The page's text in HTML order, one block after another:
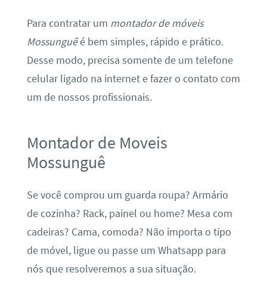
Para contratar um montador de móveis
Mossunguêé bem simples, rápido e prático.
Desse modo, precisa somente de um telefone
celular ligado na internet e fazer o contato com
um de nossos profissionais.
Montador de Moveis
Mossunguê
Se você comprou um guarda roupa? Armário
de cozinha? Rack, painel ou home? Mesa com
cadeiras? Cama, comoda? Não importa o tipo
de móvel, ligue ou passe um Whatsapp para
nós que resolveremos a sua situação.